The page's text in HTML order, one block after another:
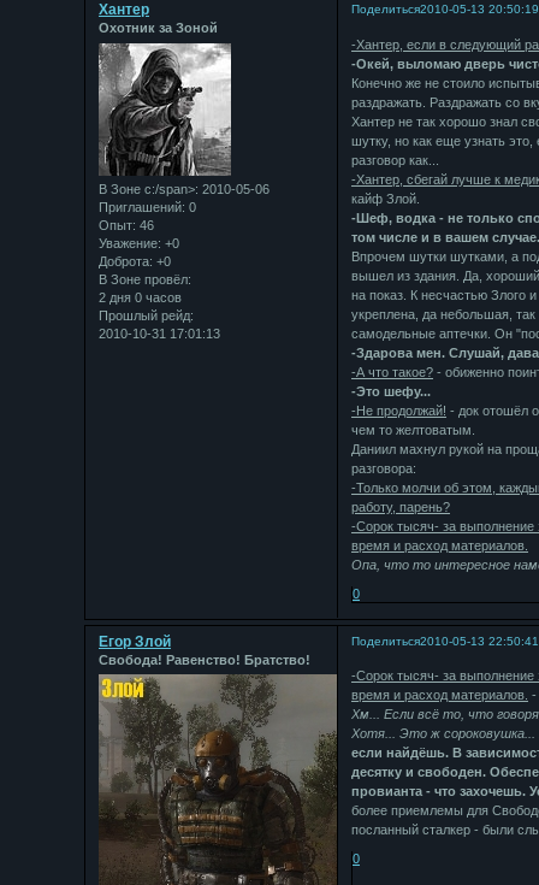
Поделиться2010-05-13 20:50:19
Хантер
Охотник за Зоной
В Зоне с:/span>: 2010-05-06
Приглашений: 0
Опыт: 46
Уважение: +0
Доброта: +0
В Зоне провёл:
2 дня 0 часов
Прошлый рейд:
2010-10-31 17:01:13
-Хантер, если в следующий
-Окей, выломаю дверь
Конечно же не стоило
раздражать. Раздражать со
Хантер не так хорошо знал
шутку, но как еще узнать
разговор как...
-Хантер, сбегай лучше к
кайф Злой.
-Шеф, водка - не только
том числе и в вашем
Впрочем шутки шутками, а
вышел из здания. Да,
на показ. К несчастью Злого
укреплена, да небольшая,
самодельные аптечки. Он
-Здарова мен. Слушай,
-А что такое? - обиженно
-Это шефу...
-Не продолжай! - док отошёл
чем то желтоватым.
Даниил махнул рукой на
разговора:
-Только молчи об этом,
работу, парень?
-Сорок тысяч- за выполнение
время и расход материалов.
Опа, что то интересное
0
Поделиться2010-05-13 22:50:41
Егор Злой
Свобода! Равенство! Братство!
-Сорок тысяч- за выполнение
время и расход материалов. -
Хм... Если всё то, что
Хотя... Это ж
если найдёшь. В
десятку и свободен.
провианта - что захочешь.
более приемлемы для
посланный сталкер - были
0